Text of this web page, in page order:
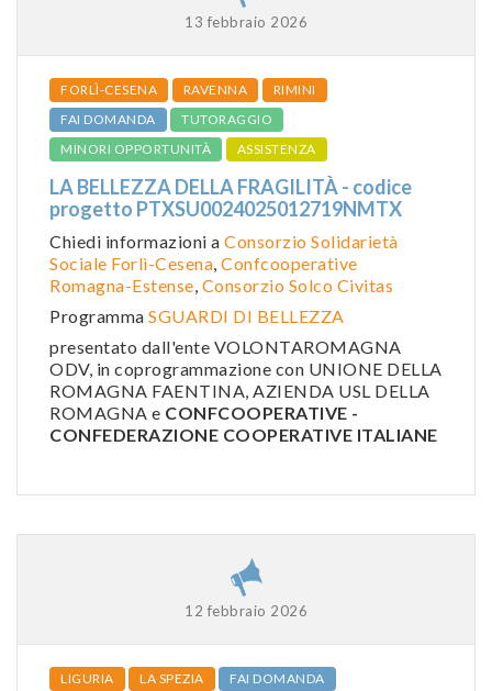
13 febbraio 2026
FORLÌ-CESENA RAVENNA
RIMINI
FAI DOMANDA
TUTORAGGIO
MINORI OPPORTUNITÀ
ASSISTENZA
LA BELLEZZA DELLA FRAGILITÀ - codice
progetto PTXSU0024025012719NMTX
Chiedi informazioni a Consorzio Solidarietà
Sociale Forlì-Cesena, Confcooperative
Romagna-Estense, Consorzio Solco Civitas
Programma SGUARDI DI BELLEZZA
presentato dall'ente VOLONTAROMAGNA
ODV, in coprogrammazione con UNIONE DELLA
ROMAGNA FAENTINA, AZIENDA USL DELLA
ROMAGNA e CONFCOOPERATIVE -
CONFEDERAZIONE COOPERATIVE ITALIANE
12 febbraio 2026
LIGURIA LA SPEZIA
FAI DOMANDA